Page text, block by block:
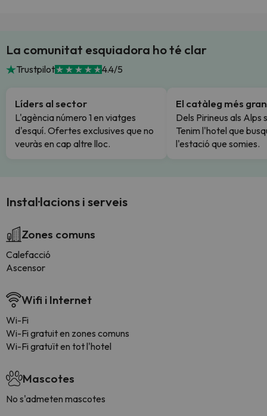
La comunitat esquiadora ho té clar
Trustpilot 4.4/5
Líders al sector
L'agència número 1 en viatges
d'esquí. Ofertes exclusives que no
veuràs en cap altre lloc.
El catàleg més gran
Dels Pirineus als Alps
Tenim l'hotel que
l'estació que somies.
Instal·lacions i serveis
Zones comuns
Calefacció
Ascensor
Wifi i Internet
Wi-Fi
Wi-Fi gratuit en zones comuns
Wi-Fi gratuït en tot l'hotel
Mascotes
No s'admeten mascotes